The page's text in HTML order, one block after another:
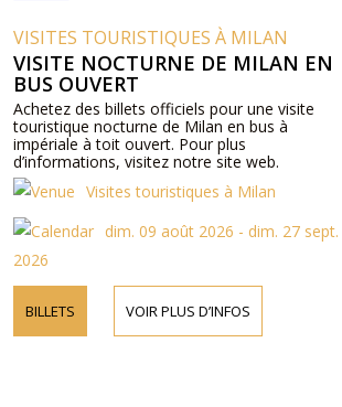
VISITES TOURISTIQUES À MILAN
VISITE NOCTURNE DE MILAN EN
BUS OUVERT
Achetez des billets officiels pour une visite
touristique nocturne de Milan en bus à
impériale à toit ouvert. Pour plus
d’informations, visitez notre site web.
Visites touristiques à Milan
dim. 09 août 2026 - dim. 27 sept.
2026
BILLETS VOIR PLUS D’INFOS